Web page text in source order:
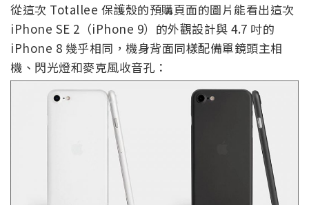
從這次 Totallee 保護殼的預購頁面的圖片能看出這次
iPhone SE 2（iPhone 9）的外觀設計與 4.7 吋的
iPhone 8 幾乎相同，機身背面同樣配備單鏡頭主相
機、閃光燈和麥克風收音孔：